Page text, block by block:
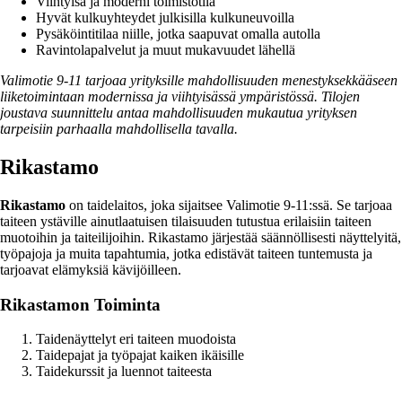
Hyvät kulkuyhteydet julkisilla kulkuneuvoilla
Pysäköintitilaa niille, jotka saapuvat omalla autolla
Ravintolapalvelut ja muut mukavuudet lähellä
Valimotie 9-11 tarjoaa yrityksille mahdollisuuden menestyksekkääseen
liiketoimintaan modernissa ja viihtyisässä ympäristössä. Tilojen
joustava suunnittelu antaa mahdollisuuden mukautua yrityksen
tarpeisiin parhaalla mahdollisella tavalla.
Rikastamo
Rikastamo on taidelaitos, joka sijaitsee Valimotie 9-11:ssä. Se tarjoaa
taiteen ystäville ainutlaatuisen tilaisuuden tutustua erilaisiin taiteen
muotoihin ja taiteilijoihin. Rikastamo järjestää säännöllisesti näyttelyitä,
työpajoja ja muita tapahtumia, jotka edistävät taiteen tuntemusta ja
tarjoavat elämyksiä kävijöilleen.
Rikastamon Toiminta
Taidenäyttelyt eri taiteen muodoista
Taidepajat ja työpajat kaiken ikäisille
Taidekurssit ja luennot taiteesta